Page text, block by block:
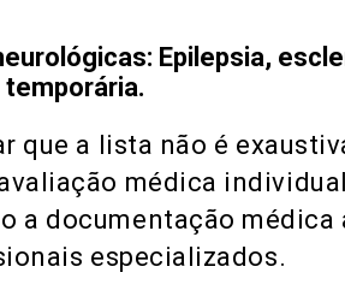
Epilepsia,
temporária.
que a lista não é
médica
a documentação
especializados.